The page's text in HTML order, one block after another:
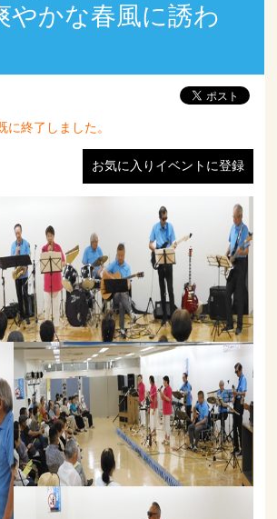
やかな春風に誘わ
終了しました。
お気に入りイベントに登録